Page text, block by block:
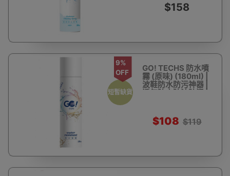
$158
短暫缺貨
9%
OFF
GO! TECHS 防水噴
霧 (原味) (180ml) |
波鞋防水防污神器 |
透氣防水防油防污 |
$108 $119